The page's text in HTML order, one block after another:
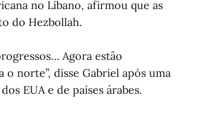
no Líbano, afirmou que as
do Hezbollah.
Agora estão
norte”, disse Gabriel após uma
EUA e de países árabes.